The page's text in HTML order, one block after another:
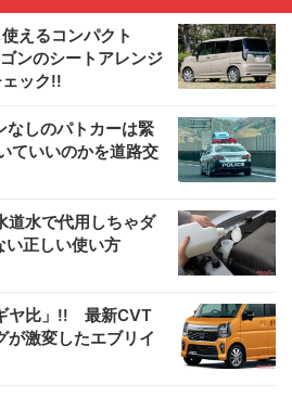
えるコンパクト
ンのシートアレンジ
ック!!
なしのパトカーは緊
ていいのかを道路交
道水で代用しちゃダ
正しい使い方
ヤ比」!! 最新CVT
が激変したエブリイ